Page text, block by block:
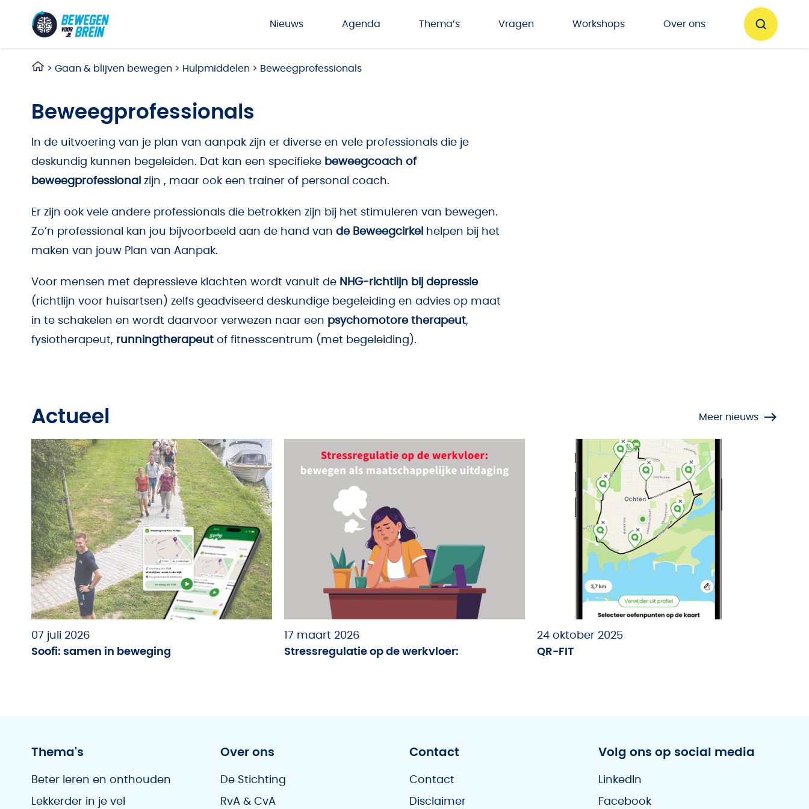
Nieuws
Agenda Thema’s Vragen Workshops Over ons
> Gaan & blijven bewegen > Hulpmiddelen > Beweegprofessionals
Beweegprofessionals
In de uitvoering van je plan van aanpak zijn er diverse en vele professionals die je
deskundig kunnen begeleiden. Dat kan een specifieke beweegcoach of
beweegprofessional zijn , maar ook een trainer of personal coach.
Er zijn ook vele andere professionals die betrokken zijn bij het stimuleren van bewegen.
Zo’n professional kan jou bijvoorbeeld aan de hand van de Beweegcirkel
helpen bij het
maken van jouw Plan van Aanpak.
Voor mensen met depressieve klachten wordt vanuit de NHG-richtlijn bij depressie
(richtlijn voor huisartsen) zelfs geadviseerd deskundige begeleiding en advies op maat
in te schakelen en wordt daarvoor verwezen naar een psychomotore therapeut,
fysiotherapeut, runningtherapeut of fitnesscentrum (met begeleiding).
Actueel Meer nieuws
07 juli 2026
Soofi: samen in beweging
17 maart 2026
Stressregulatie op de werkvloer:
24 oktober 2025
QR-FIT
Thema's
Beter leren en onthouden
Lekkerder in je vel
Over ons
De Stichting
RvA & CvA
Contact
Contact
Disclaimer
Volg ons op social media
LinkedIn
Facebook